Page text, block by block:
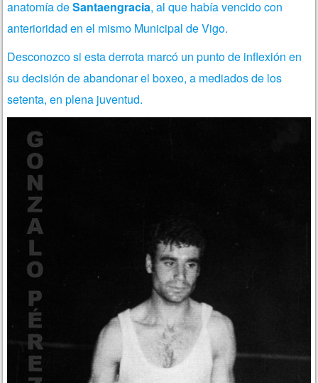
anatomía deSantaengracia, al que había vencido con
anterioridad en el mismo Municipal de Vigo.
Desconozco si esta derrota marcó un punto de inflexión en
su decisión de abandonar el boxeo, a mediados de los
setenta, en plena juventud.